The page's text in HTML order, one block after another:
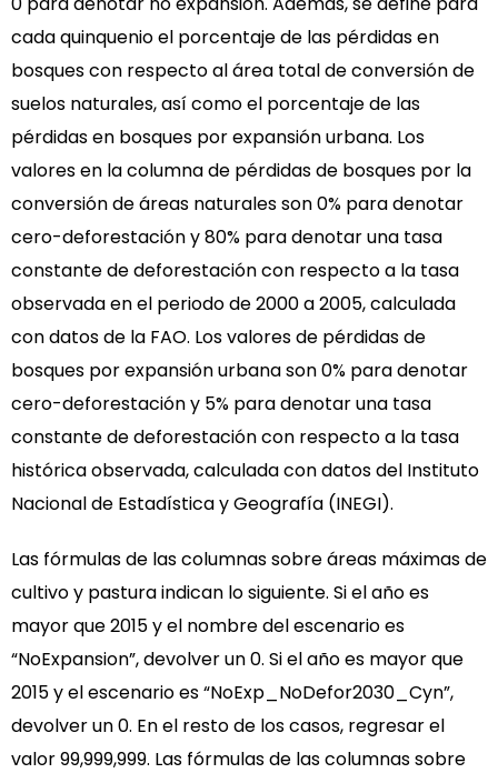
cada quinquenio el porcentaje de las pérdidas en
bosques con respecto al área total de conversión de
suelos naturales, así como el porcentaje de las
pérdidas en bosques por expansión urbana. Los
valores en la columna de pérdidas de bosques por la
conversión de áreas naturales son 0% para denotar
cero-deforestación y 80% para denotar una tasa
constante de deforestación con respecto a la tasa
observada en el periodo de 2000 a 2005, calculada
con datos de la FAO. Los valores de pérdidas de
bosques por expansión urbana son 0% para denotar
cero-deforestación y 5% para denotar una tasa
constante de deforestación con respecto a la tasa
histórica observada, calculada con datos del Instituto
Nacional de Estadística y Geografía (INEGI).
Las fórmulas de las columnas sobre áreas máximas de
cultivo y pastura indican lo siguiente. Si el año es
mayor que 2015 y el nombre del escenario es
“NoExpansion”, devolver un 0. Si el año es mayor que
2015 y el escenario es “NoExp_NoDefor2030_Cyn”,
devolver un 0. En el resto de los casos, regresar el
valor 99,999,999. Las fórmulas de las columnas sobre